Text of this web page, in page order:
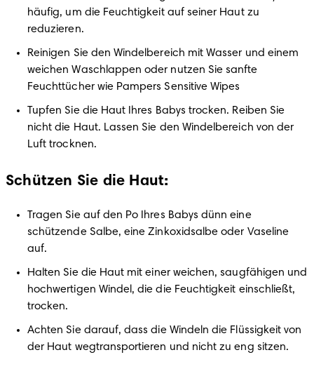
häufig, um die Feuchtigkeit auf seiner Haut zu
reduzieren.
Reinigen Sie den Windelbereich mit Wasser und einem
weichen Waschlappen oder nutzen Sie sanfte
Feuchttücher wie Pampers Sensitive Wipes
Tupfen Sie die Haut Ihres Babys trocken. Reiben Sie
nicht die Haut. Lassen Sie den Windelbereich von der
Luft trocknen.
Schützen Sie die Haut:
Tragen Sie auf den Po Ihres Babys dünn eine
schützende Salbe, eine Zinkoxidsalbe oder Vaseline
auf.
Halten Sie die Haut mit einer weichen, saugfähigen und
hochwertigen Windel, die die Feuchtigkeit einschließt,
trocken.
Achten Sie darauf, dass die Windeln die Flüssigkeit von
der Haut wegtransportieren und nicht zu eng sitzen.